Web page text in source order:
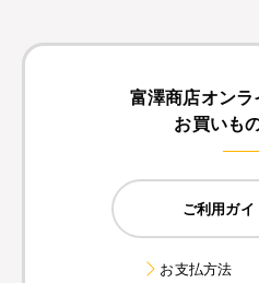
富澤商店オン
お買いも
ご利用ガイ
お支払方法